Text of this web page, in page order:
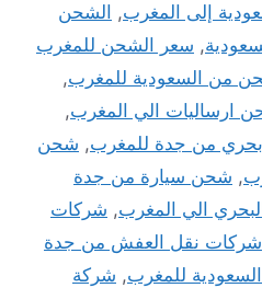
, الشحن
, سعر الشحن للمغرب
من السعودية للمغرب,
ارساليات الي المغرب,
من جدة للمغرب, شحن
, شحن سيارة من جدة
الي المغرب, شركات
شركات نقل العفش من جدة
للمغرب, شركة